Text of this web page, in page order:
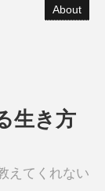
About
生き方
えてくれない